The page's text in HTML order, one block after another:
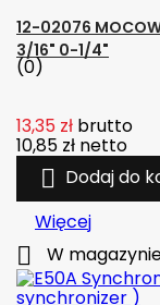
12-02076
3/16" 0-1/4"
(0)
13,35 zł brutto
10,85 zł netto
 Dodaj do
Więcej
 W